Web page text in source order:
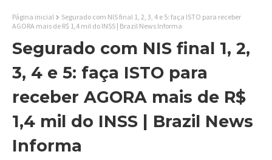
Página inicial
Segurado com NIS final 1, 2, 3, 4 e 5: faça ISTO para receber
AGORA mais de R$ 1,4 mil do INSS | Brazil News Informa
Segurado com NIS final 1, 2,
3, 4 e 5: faça ISTO para
receber AGORA mais de R$
1,4 mil do INSS | Brazil News
Informa